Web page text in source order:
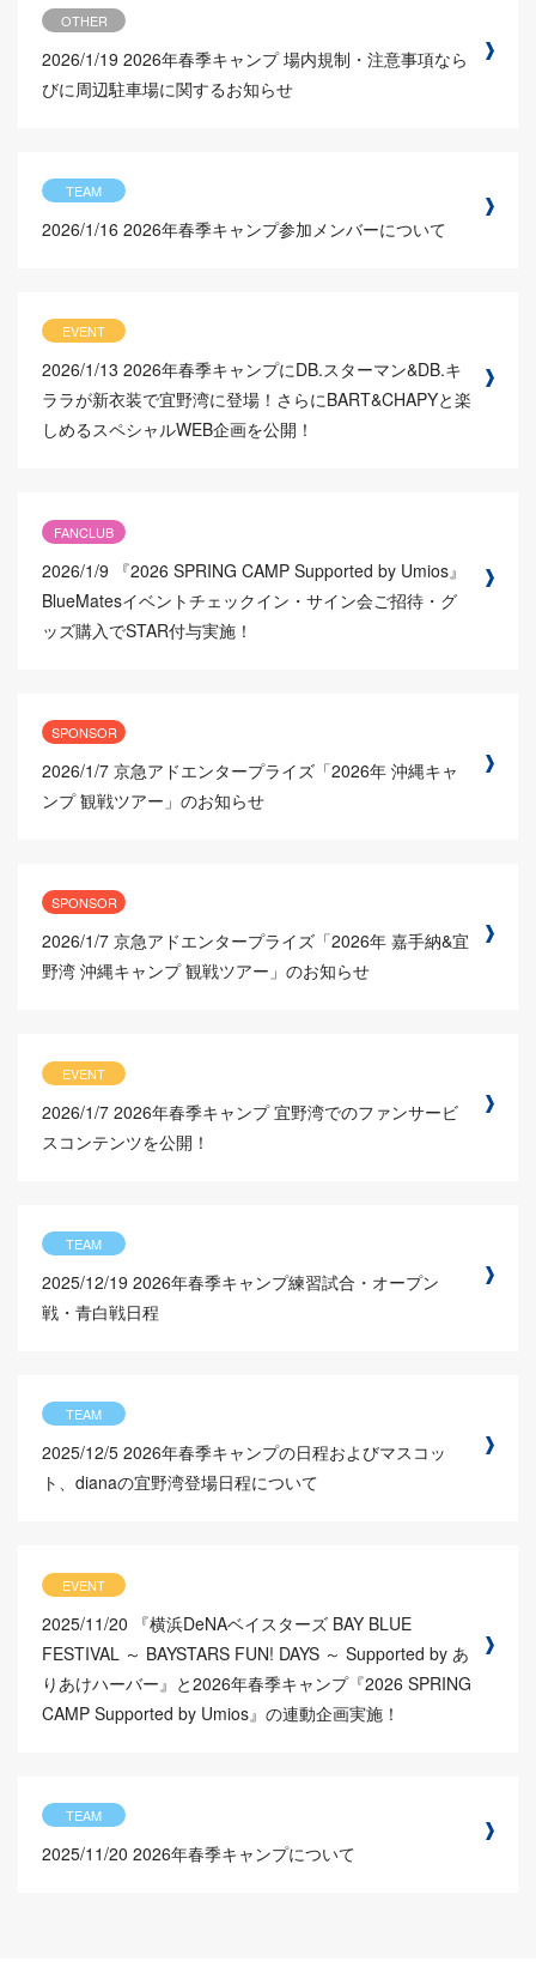
OTHER
2026/1/19 2026年春季キャンプ 場内規制・注意事項なら
びに周辺駐車場に関するお知らせ
TEAM
2026/1/16 2026年春季キャンプ参加メンバーについて
EVENT
2026/1/13 2026年春季キャンプにDB.スターマン&DB.キ
ララが新衣装で宜野湾に登場！さらにBART&CHAPYと楽
しめるスペシャルWEB企画を公開！
FANCLUB
2026/1/9
『2026 SPRING CAMP Supported by Umios』
BlueMatesイベントチェックイン・サイン会ご招待・グ
ッズ購入でSTAR付与実施！
SPONSOR
2026/1/7 京急アドエンタープライズ「2026年 沖縄キャ
ンプ 観戦ツアー」のお知らせ
SPONSOR
2026/1/7 京急アドエンタープライズ「2026年 嘉手納&宜
野湾 沖縄キャンプ 観戦ツアー」のお知らせ
EVENT
2026/1/7 2026年春季キャンプ 宜野湾でのファンサービ
スコンテンツを公開！
TEAM
2025/12/19 2026年春季キャンプ練習試合・オープン
戦・青白戦日程
TEAM
2025/12/5 2026年春季キャンプの日程およびマスコッ
ト、dianaの宜野湾登場日程について
EVENT
2025/11/20
『横浜DeNAベイスターズ BAY BLUE
FESTIVAL ～ BAYSTARS FUN! DAYS ～ Supported by あ
りあけハーバー』と2026年春季キャンプ『2026 SPRING
CAMP Supported by Umios』の連動企画実施！
TEAM
2025/11/20 2026年春季キャンプについて